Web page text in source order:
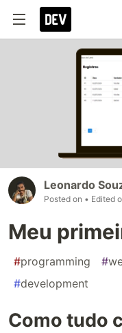
Leonardo
Posted on • Edited
Meu
#programming #
#development
Como tudo